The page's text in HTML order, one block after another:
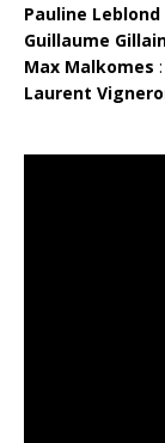
Pauline Leblond
Guillaume
Max Malkomes
Laurent